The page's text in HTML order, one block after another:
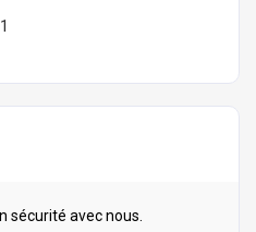
sécurité avec nous.